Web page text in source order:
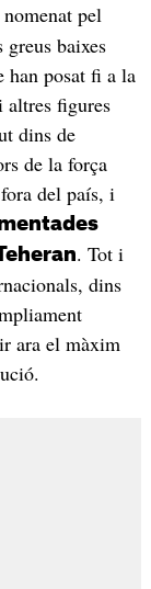
pel
baixes
han posat fi a la
altres figures
dins de
de la força
del país, i
. Tot i
dins
ara el màxim